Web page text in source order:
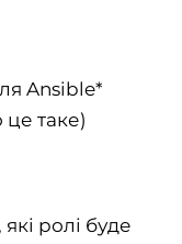
Ansible*
таке)
ролі буде